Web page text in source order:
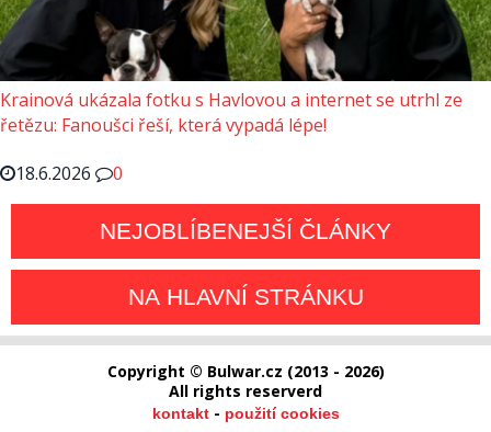
Krainová ukázala fotku s Havlovou a internet se utrhl ze
řetězu: Fanoušci řeší, která vypadá lépe!
18.6.2026
0
NEJOBLÍBENEJŠÍ ČLÁNKY
NA HLAVNÍ STRÁNKU
Copyright © Bulwar.cz (2013 - 2026)
All rights reserverd
kontakt- použití cookies